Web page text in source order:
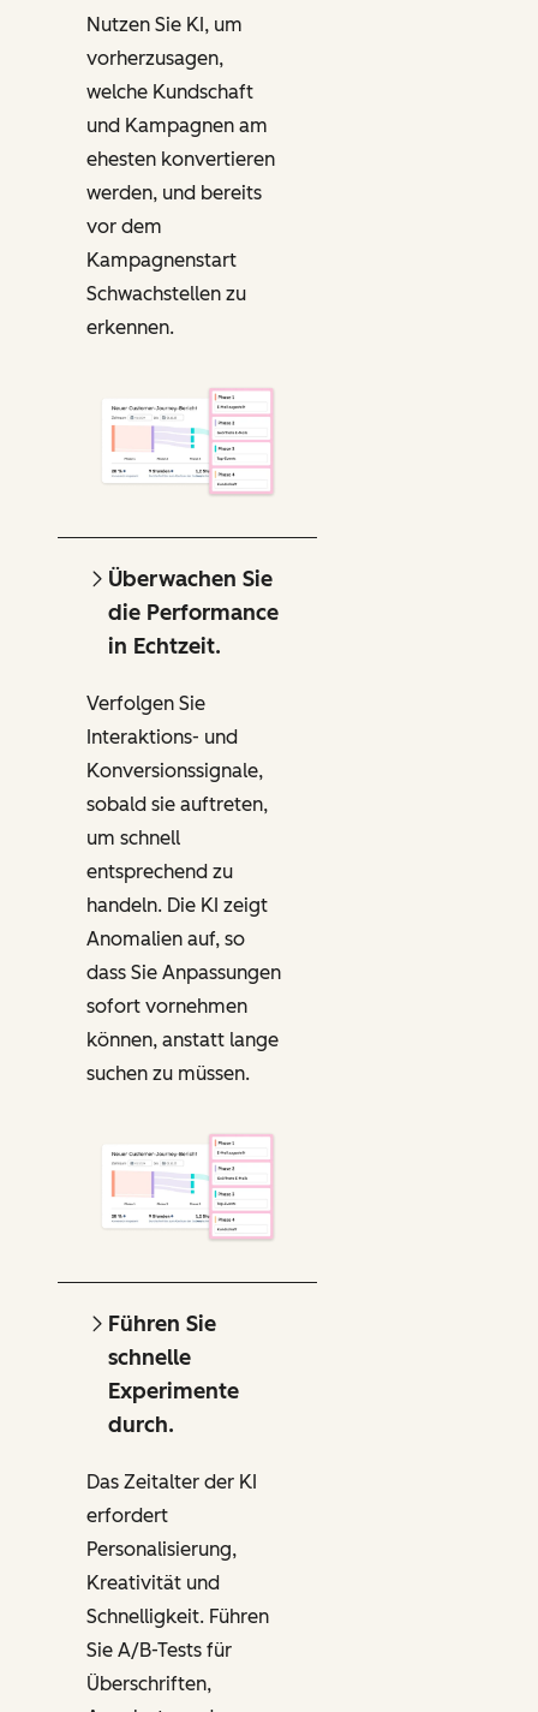
Nutzen Sie KI, um
vorherzusagen,
welche Kundschaft
und Kampagnen am
ehesten konvertieren
werden, und bereits
vor dem
Kampagnenstart
Schwachstellen zu
erkennen.
Überwachen Sie
die Performance
in Echtzeit.
Verfolgen Sie
Interaktions- und
Konversionssignale,
sobald sie auftreten,
um schnell
entsprechend zu
handeln. Die KI zeigt
Anomalien auf, so
dass Sie Anpassungen
sofort vornehmen
können, anstatt lange
suchen zu müssen.
Führen Sie
schnelle
Experimente
durch.
Das Zeitalter der KI
erfordert
Personalisierung,
Kreativität und
Schnelligkeit. Führen
Sie A/B-Tests für
Überschriften,